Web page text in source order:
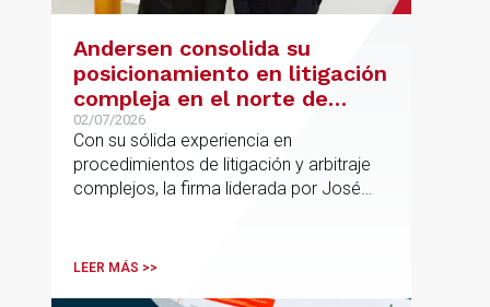
Andersen consolida su
posicionamiento en litigación
compleja en el norte de
España con la incorporación
de Rebeca Larena
02/07/2026
Con su sólida experiencia en
procedimientos de litigación y arbitraje
complejos, la firma liderada por José
posicionamiento en asesoramiento
LEER MÁS >>